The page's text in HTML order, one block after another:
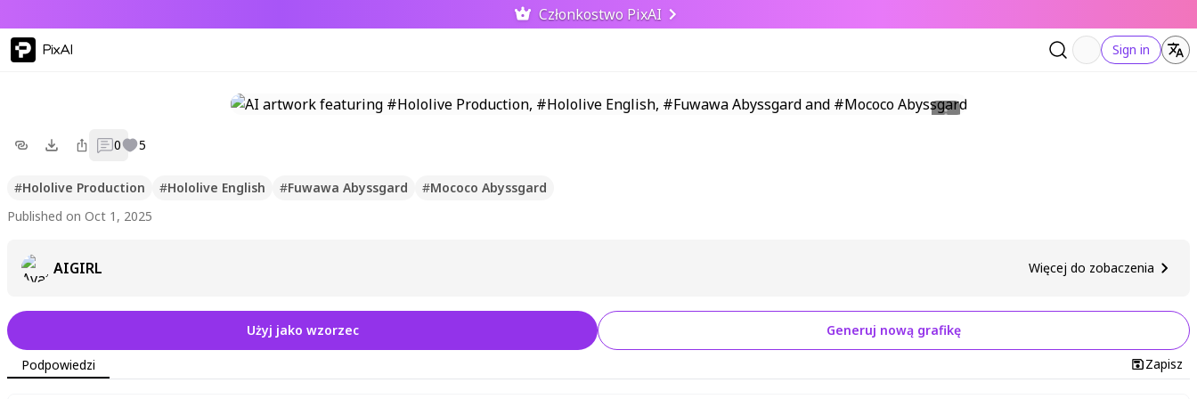
Członkostwo PixAI
PixAI Sign in
0 5
#Hololive Production #Hololive English #Fuwawa Abyssgard #Mococo Abyssgard
Published on Oct 1, 2025
AIGIRL Więcej do zobaczenia
Użyj jako wzorzec Generuj nową grafikę
Podpowiedzi Zapisz